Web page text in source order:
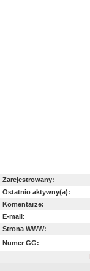
Zarejestrowany:
Ostatnio aktywny(a):
Komentarze:
E-mail:
Strona WWW:
Numer GG: